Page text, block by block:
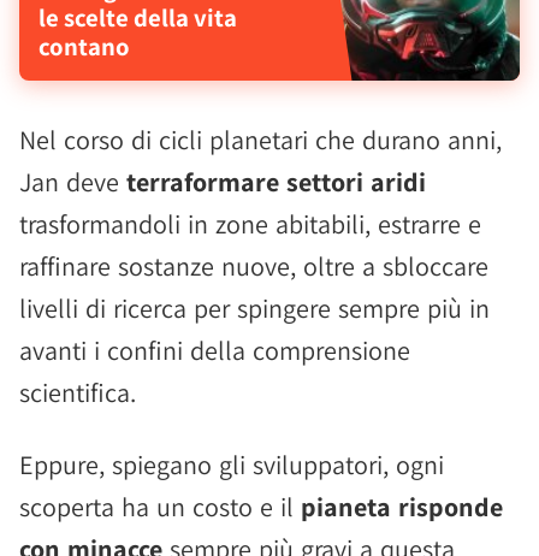
le scelte della vita
contano
Nel corso di cicli planetari che durano anni,
Jan deve terraformare settori aridi
trasformandoli in zone abitabili, estrarre e
raffinare sostanze nuove, oltre a sbloccare
livelli di ricerca per spingere sempre più in
avanti i confini della comprensione
scientifica.
Eppure, spiegano gli sviluppatori, ogni
scoperta ha un costo e il pianeta risponde
con minacce sempre più gravi a questa